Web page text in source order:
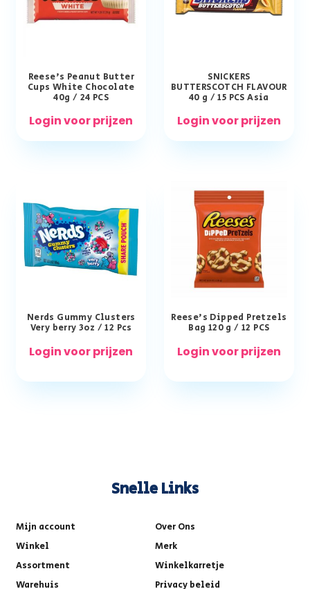
Reese’s Peanut Butter
Cups White Chocolate
40g / 24 PCS
Login voor prijzen
SNICKERS
BUTTERSCOTCH FLAVOUR
40 g / 15 PCS Asia
Login voor prijzen
Nerds Gummy Clusters
Very berry 3oz / 12 Pcs
Login voor prijzen
Reese’s Dipped Pretzels
Bag 120 g / 12 PCS
Login voor prijzen
Snelle Links
Mijn account
Over Ons
Winkel
Merk
Assortment
Winkelkarretje
Warehuis
Privacy beleid